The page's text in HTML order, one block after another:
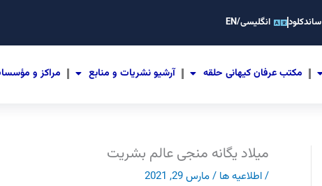
ساندکلود انگلیسی/EN
مکتب عرفان کیهانی حلقه آرشیو نشریات و منابع مراکز و
میلاد یگانه منجی عالم بشریت
/اطلاعیه ها /مارس 29, 2021